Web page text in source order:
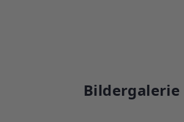
Bildergalerie